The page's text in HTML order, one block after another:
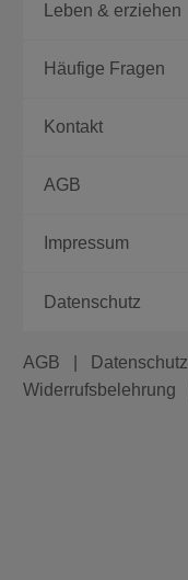
Leben & erziehen
Häufige Fragen
Kontakt
AGB
Impressum
Datenschutz
AGB Datenschutz
Widerrufsbelehrung